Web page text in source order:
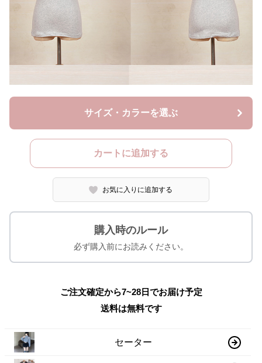
サイズ・カラーを選ぶ
カートに追加する
お気に入りに追加する
購入時のルール
必ず購入前にお読みください。
ご注文確定から7~28日でお届け予定
送料は無料です
セーター